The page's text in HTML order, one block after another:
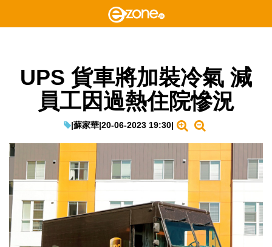
UPS 貨車將加裝冷氣 減
員工因過熱住院慘況
|蘇家華|20-06-2023 19:30|